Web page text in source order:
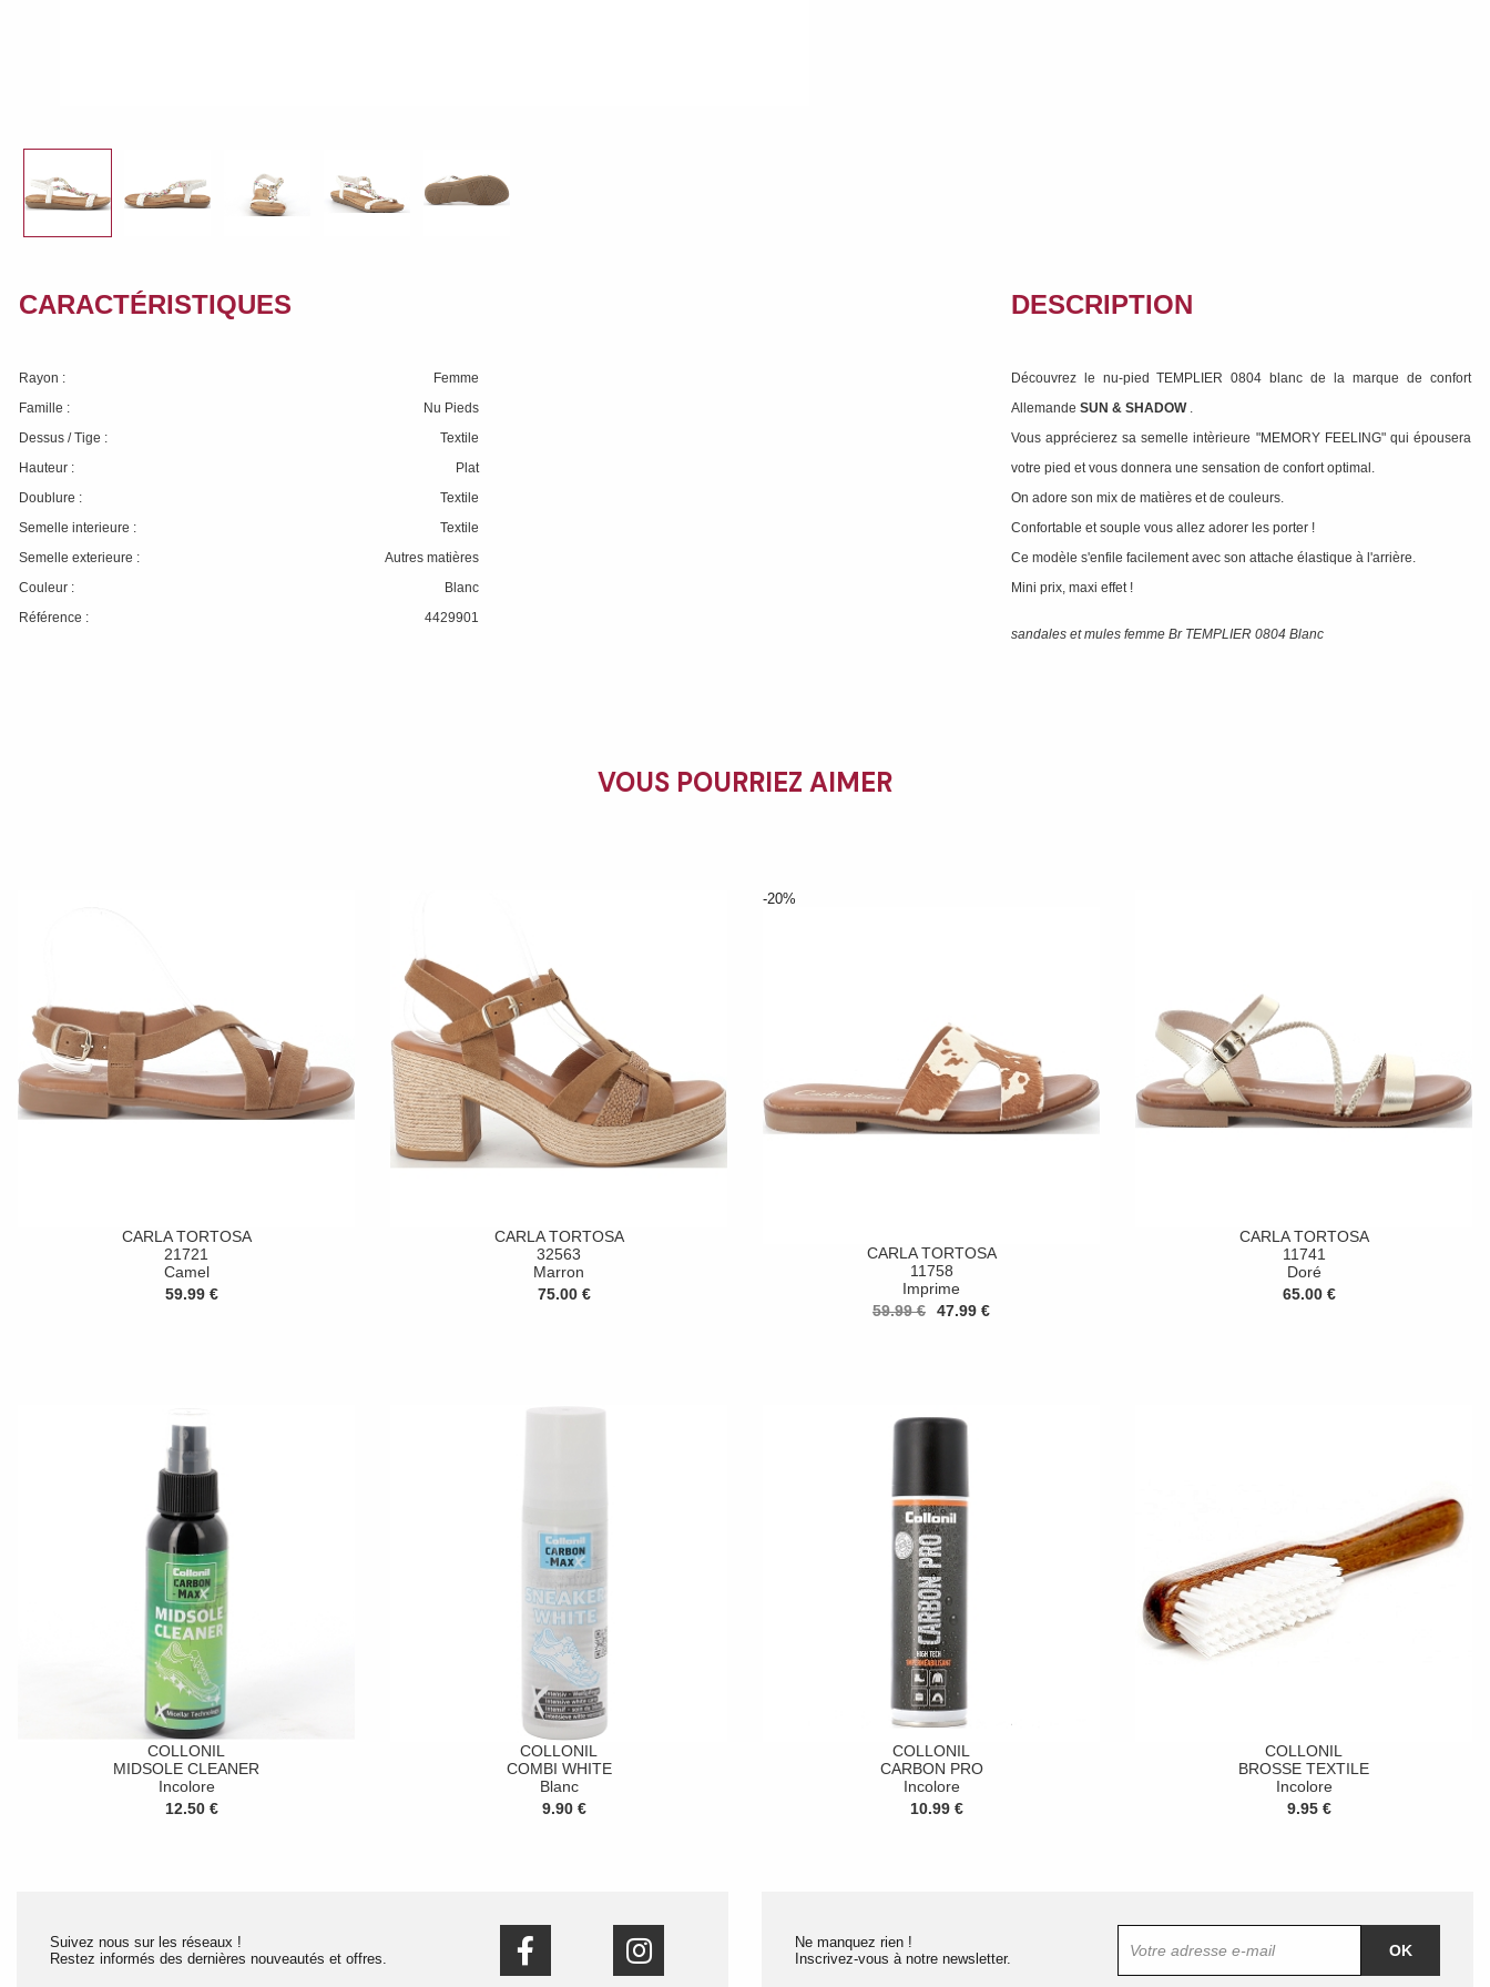
CARACTÉRISTIQUES
Rayon :
Femme
Famille :
Nu Pieds
Dessus / Tige :
Textile
Hauteur :
Plat
Doublure :
Textile
Semelle interieure :
Textile
Semelle exterieure :
Autres matières
Couleur :
Blanc
Référence :
4429901
DESCRIPTION
Découvrez le nu-pied TEMPLIER 0804 blanc de la marque de confort
Allemande SUN & SHADOW .
Vous apprécierez sa semelle intèrieure "MEMORY FEELING" qui épousera
votre pied et vous donnera une sensation de confort optimal.
On adore son mix de matières et de couleurs.
Confortable et souple vous allez adorer les porter !
Ce modèle s'enfile facilement avec son attache élastique à l'arrière.
Mini prix, maxi effet !
sandales et mules femme Br TEMPLIER 0804 Blanc
VOUS POURRIEZ AIMER
CARLA TORTOSA
21721
Camel
59.99 €
CARLA TORTOSA
32563
Marron
75.00 €
-20%
CARLA TORTOSA
11758
Imprime
59.99 €
47.99 €
CARLA TORTOSA
11741
Doré
65.00 €
COLLONIL
MIDSOLE CLEANER
Incolore
12.50 €
COLLONIL
COMBI WHITE
Blanc
9.90 €
COLLONIL
CARBON PRO
Incolore
10.99 €
COLLONIL
BROSSE TEXTILE
Incolore
9.95 €
Suivez nous sur les réseaux !
Restez informés des dernières nouveautés et offres.
Ne manquez rien !
Inscrivez-vous à notre newsletter.
OK